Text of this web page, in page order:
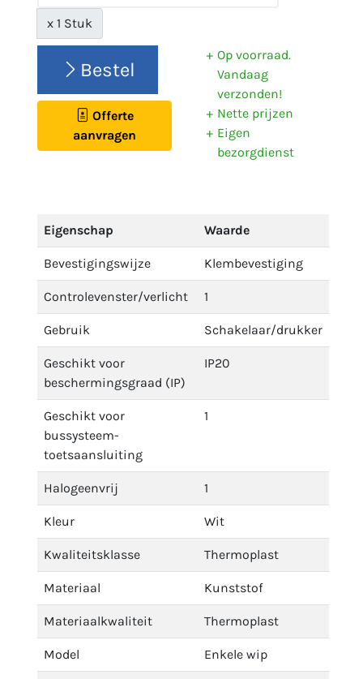
x 1 Stuk
Bestel
Offerte
aanvragen
Op voorraad.
Vandaag
verzonden!
Nette prijzen
Eigen
bezorgdienst
Eigenschap Waarde
Bevestigingswijze Klembevestiging
Controlevenster/verlicht 1
Gebruik Schakelaar/drukker
Geschikt voor
beschermingsgraad (IP)
IP20
Geschikt voor
bussysteem-
toetsaansluiting
1
Halogeenvrij 1
Kleur Wit
Kwaliteitsklasse Thermoplast
Materiaal Kunststof
Materiaalkwaliteit Thermoplast
Model Enkele wip